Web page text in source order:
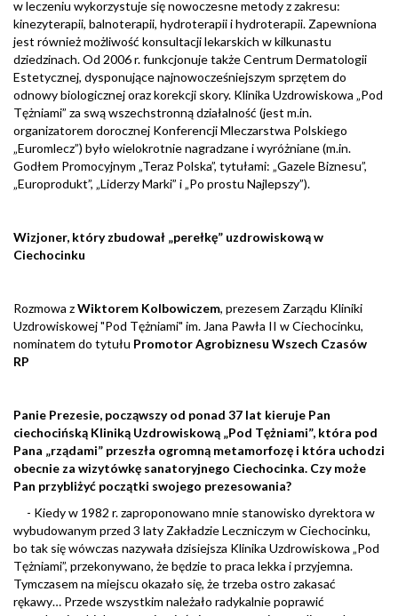
w leczeniu wykorzystuje się nowoczesne metody z zakresu:
kinezyterapii, balnoterapii, hydroterapii i hydroterapii. Zapewniona
jest również możliwość konsultacji lekarskich w kilkunastu
dziedzinach. Od 2006 r. funkcjonuje także Centrum Dermatologii
Estetycznej, dysponujące najnowocześniejszym sprzętem do
odnowy biologicznej oraz korekcji skory. Klinika Uzdrowiskowa „Pod
Tężniami” za swą wszechstronną działalność (jest m.in.
organizatorem dorocznej Konferencji Mleczarstwa Polskiego
„Euromlecz”) było wielokrotnie nagradzane i wyróżniane (m.in.
Godłem Promocyjnym „Teraz Polska”, tytułami: „Gazele Biznesu”,
„Europrodukt”, „Liderzy Marki” i „Po prostu Najlepszy”).
Wizjoner, który zbudował „perełkę” uzdrowiskową w
Ciechocinku
Rozmowa zWiktorem Kolbowiczem, prezesem Zarządu Kliniki
Uzdrowiskowej "Pod Tężniami" im. Jana Pawła II w Ciechocinku,
nominatem do tytułu Promotor Agrobiznesu Wszech Czasów
RP
Panie Prezesie, począwszy od ponad 37 lat kieruje Pan
ciechocińską Kliniką Uzdrowiskową „Pod Tężniami”, która pod
Pana „rządami” przeszła ogromną metamorfozę i która uchodzi
obecnie za wizytówkę sanatoryjnego Ciechocinka. Czy może
Pan przybliżyć początki swojego prezesowania?
- Kiedy w 1982 r. zaproponowano mnie stanowisko dyrektora w
wybudowanym przed 3 laty Zakładzie Leczniczym w Ciechocinku,
bo tak się wówczas nazywała dzisiejsza Klinika Uzdrowiskowa „Pod
Tężniami”, przekonywano, że będzie to praca lekka i przyjemna.
Tymczasem na miejscu okazało się, że trzeba ostro zakasać
rękawy… Przede wszystkim należało radykalnie poprawić